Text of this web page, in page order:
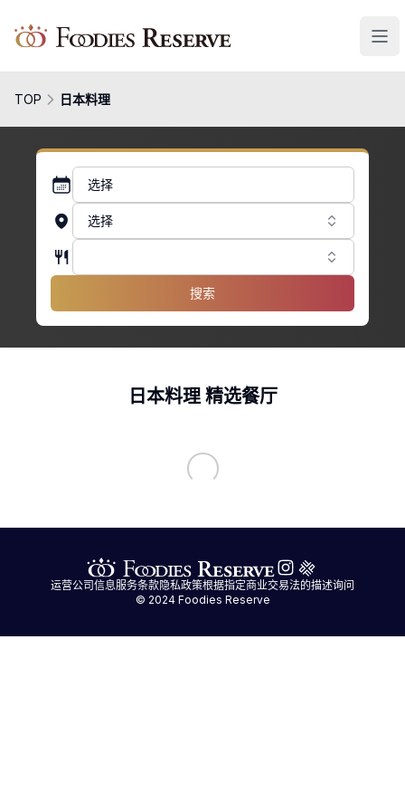
Foodies Reserve
TOP 日本料理
选择
选择
搜索
日本料理 精选餐厅
运营公司信息服务条款隐私政策根据指定商业交易法的描述询问
© 2024 Foodies Reserve